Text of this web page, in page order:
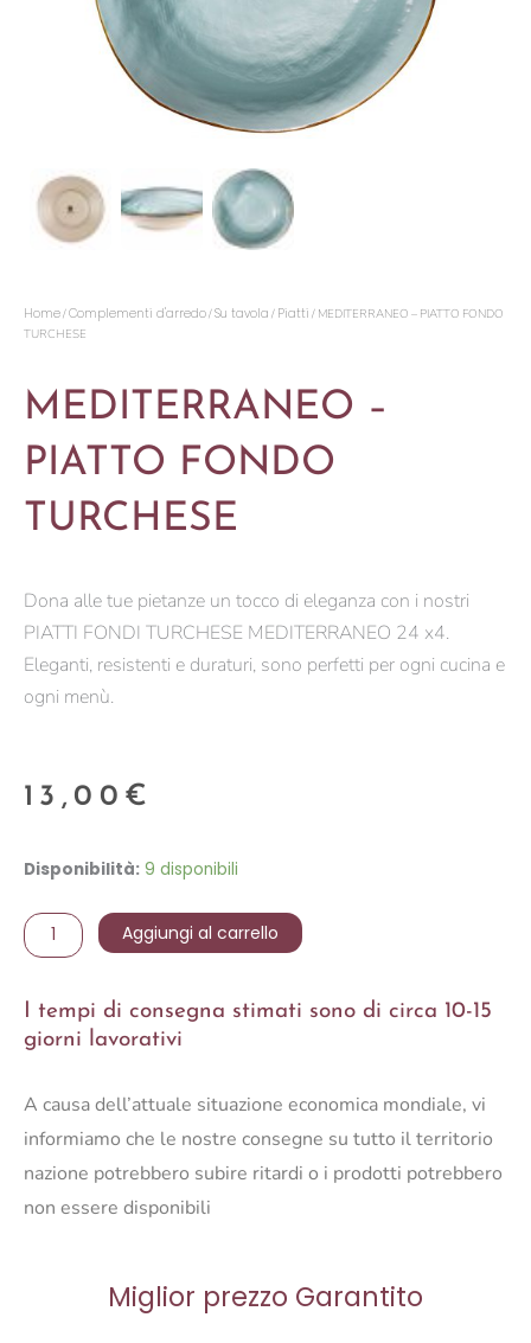
Home/Complementi d'arredo/Su tavola / Piatti / MEDITERRANEO – PIATTO FONDO
TURCHESE
MEDITERRANEO –
PIATTO FONDO
TURCHESE
Dona alle tue pietanze un tocco di eleganza con i nostri
PIATTI FONDI TURCHESE MEDITERRANEO 24 x4.
Eleganti, resistenti e duraturi, sono perfetti per ogni cucina e
ogni menù.
13,00 €
Disponibilità: 9 disponibili
MEDITERRANEO
PIATTO
FONDO
quantità
Aggiungi al carrello
I tempi di consegna stimati sono di circa 10-15
giorni lavorativi
A causa dell’attuale situazione economica mondiale, vi
informiamo che le nostre consegne su tutto il territorio
nazione potrebbero subire ritardi o i prodotti potrebbero
non essere disponibili
Miglior prezzo Garantito